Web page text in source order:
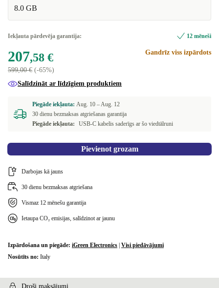
8.0 GB
Iekļauta pārdevēja garantija: 12 mēneši
207,58 €
599,00 € (-65%)
Gandrīz viss izpārdots
Salīdzināt ar līdzīgiem produktiem
Piegāde iekļauta: Aug. 10 –Aug. 12
30 dienu bezmaksas atgriešanas garantija
Piegāde iekļauta:
USB-C kabelis saderīgs ar šo viedtālruni
Pievienot grozam
Darbojas kā jauns
30 dienu bezmaksas atgriešana
Vismaz 12 mēnešu garantija
Ietaupa CO₂ emisijas, salīdzinot ar jaunu
Izpārdošana un piegāde: iGreen Electronics Visi piedāvājumi
Nosūtīts no: Italy
Droši maksājumi